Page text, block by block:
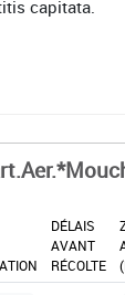
capitata.
DÉLAIS
AVANT
RÉCOLTE